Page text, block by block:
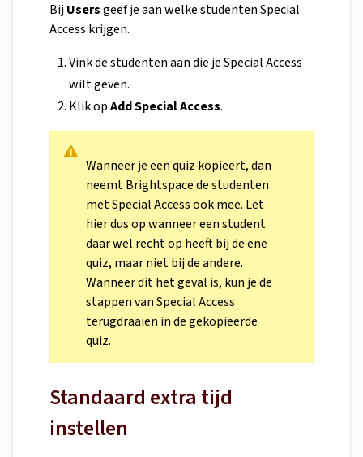
BijUsersgeef je aan welke studenten Special
Access krijgen.
Vink de studenten aan die je Special Access
wilt geven.
Klik opAdd Special Access.
Wanneer je een quiz kopieert, dan
neemt Brightspace de studenten
met Special Access ook mee. Let
hier dus op wanneer een student
daar wel recht op heeft bij de ene
quiz, maar niet bij de andere.
Wanneer dit het geval is, kun je de
stappen van Special Access
terugdraaien in de gekopieerde
quiz.
Standaard extra tijd
instellen